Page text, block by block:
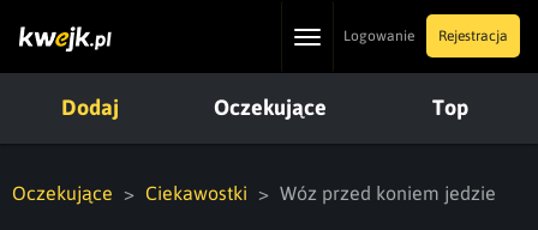
ToggleLogowanie Rejestracja
Dodaj Oczekujące Top
Oczekujące Ciekawostki Wóz przed koniem jedzie